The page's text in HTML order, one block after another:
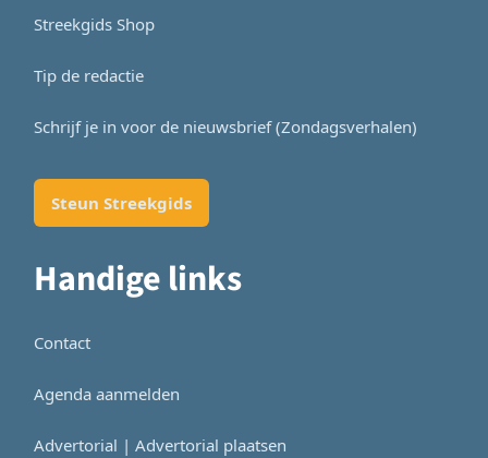
Streekgids Shop
Tip de redactie
Schrijf je in voor de nieuwsbrief (Zondagsverhalen)
Steun Streekgids
Handige links
Contact
Agenda aanmelden
Advertorial | Advertorial plaatsen